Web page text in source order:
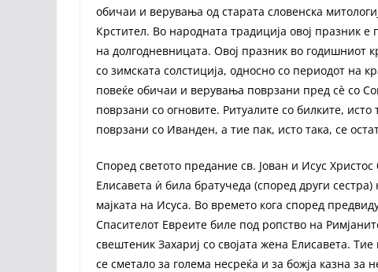
обичаи и верувања од старата словенска
Крстител. Во народната традиција овој празник
на долгодневницата. Овој празник во годишниот
со зимската солстиција, односно со периодот на
повеќе обичаи и верувања поврзани пред сè со
поврзани со огновите. Ритуалите со билките,
поврзани со Иванден, а тие пак, исто така, се
Според светото предание св. Јован и Исус
Елисавета ѝ била братучеда (според други
мајката на Исуса. Во времето кога според
Спасителот Евреите биле под ропство на
свештеник Захариј со својата жена Елисавета.
се сметало за голема несреќа и за божја казна за